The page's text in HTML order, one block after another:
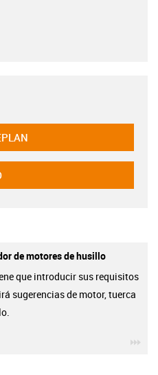
de motores de husillo
que introducir sus requisitos
sugerencias de motor, tuerca